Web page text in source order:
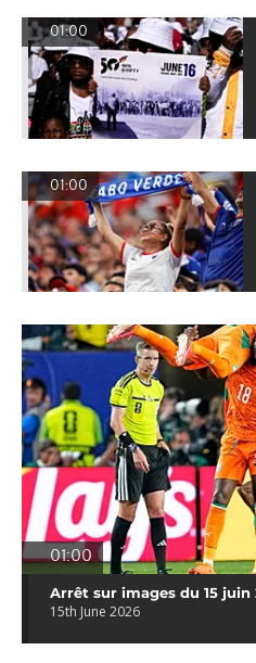
01:00
01:00
01:00
Arrêt sur images du 15 juin
15th June 2026